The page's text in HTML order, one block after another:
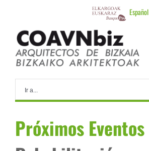
Español
content
Ir a...
Próximos Eventos